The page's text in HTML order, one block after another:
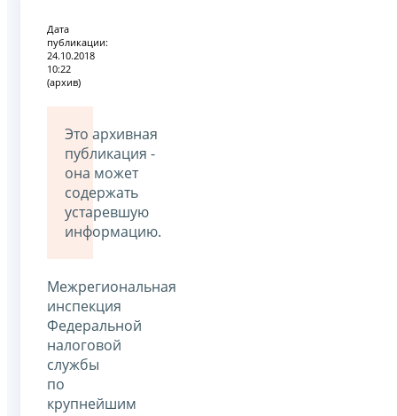
Дата
публикации:
24.10.2018
10:22
(архив)
Это архивная
публикация -
она может
содержать
устаревшую
информацию.
Межрегиональная
инспекция
Федеральной
налоговой
службы
по
крупнейшим